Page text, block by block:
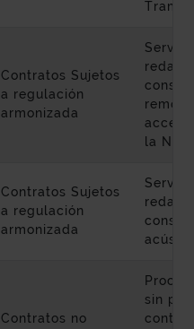
Contratos Sujetos
a regulación
armonizada
la N-
Contratos Sujetos
a regulación
armonizada
Contratos no
sin